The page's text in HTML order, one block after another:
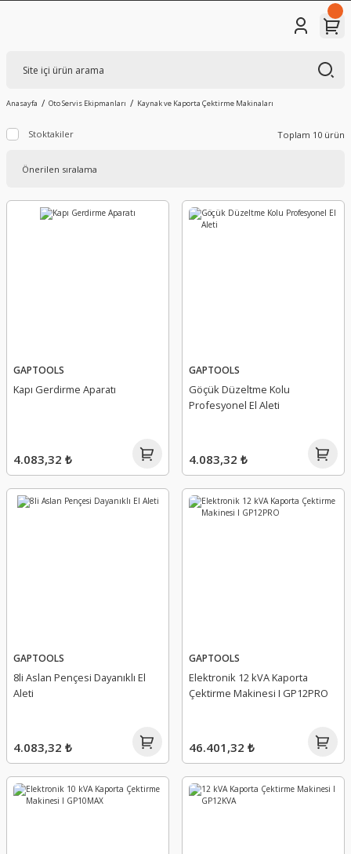
Anasayfa Oto Servis Ekipmanları Kaynak ve Kaporta Çektirme Makinaları
Stoktakiler Toplam 10 ürün
GAPTOOLS
Kapı Gerdirme Aparatı
4.083,32 ₺
GAPTOOLS
Göçük Düzeltme Kolu
Profesyonel El Aleti
4.083,32 ₺
GAPTOOLS
8li Aslan Pençesi Dayanıklı El
Aleti
4.083,32 ₺
GAPTOOLS
Elektronik 12 kVA Kaporta
Çektirme Makinesi I GP12PRO
46.401,32 ₺